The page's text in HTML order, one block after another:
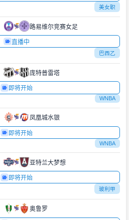
美女职
路易维尔竞赛女足
直播中
巴西乙
庞特普雷塔
即将开始
WNBA
凤凰城水银
即将开始
WNBA
亚特兰大梦想
即将开始
玻利甲
奥鲁罗